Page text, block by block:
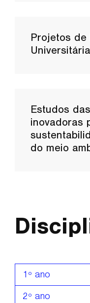
Projetos de
Universitária
Estudos
inovadoras
do meio
1º ano
2º ano